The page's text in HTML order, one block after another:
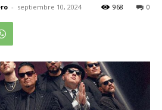
- septiembre 10, 2024 0
968